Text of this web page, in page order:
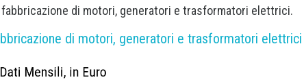
di motori, generatori e trasformatori elettrici.
di motori, generatori e trasformatori elettrici